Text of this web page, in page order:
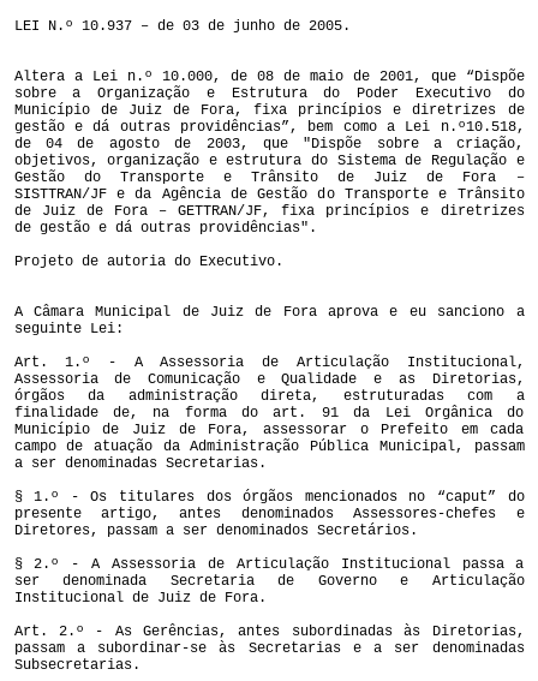
LEI N.º 10.937 – de 03 de junho de 2005.
Altera a Lei n.º 10.000, de 08 de maio de 2001, que “Dispõe
sobre a Organização e Estrutura do Poder Executivo do
Município de Juiz de Fora, fixa princípios e diretrizes de
gestão e dá outras providências”, bem como a Lei n.º10.518,
de 04 de agosto de 2003, que "Dispõe sobre a criação,
objetivos, organização e estrutura do Sistema de Regulação e
Gestão do Transporte e Trânsito de Juiz de Fora –
SISTTRAN/JF e da Agência de Gestão do Transporte e Trânsito
de Juiz de Fora – GETTRAN/JF, fixa princípios e diretrizes
de gestão e dá outras providências".
Projeto de autoria do Executivo.
A Câmara Municipal de Juiz de Fora aprova e eu sanciono a
seguinte Lei:
Art. 1.º - A Assessoria de Articulação Institucional,
Assessoria de Comunicação e Qualidade e as Diretorias,
órgãos da administração direta, estruturadas com a
finalidade de, na forma do art. 91 da Lei Orgânica do
Município de Juiz de Fora, assessorar o Prefeito em cada
campo de atuação da Administração Pública Municipal, passam
a ser denominadas Secretarias.
§ 1.º - Os titulares dos órgãos mencionados no “caput” do
presente artigo, antes denominados Assessores-chefes e
Diretores, passam a ser denominados Secretários.
§ 2.º - A Assessoria de Articulação Institucional passa a
ser denominada Secretaria de Governo e Articulação
Institucional de Juiz de Fora.
Art. 2.º - As Gerências, antes subordinadas às Diretorias,
passam a subordinar-se às Secretarias e a ser denominadas
Subsecretarias.